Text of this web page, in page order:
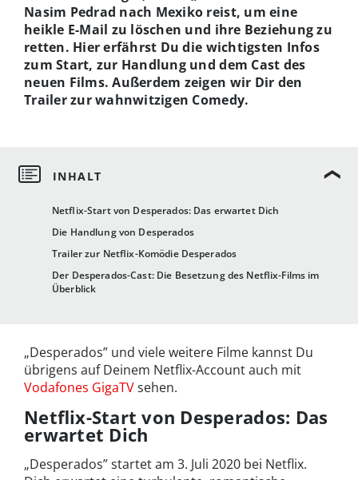
Netflix-Start von Desperados: Das erwartet Dich
Die Handlung von Desperados
Trailer zur Netflix-Komödie Desperados
Der Desperados-Cast: Die Besetzung des Netflix-Films im
Überblick
Nasim Pedrad nach Mexiko reist, um eine
heikle E-Mail zu löschen und ihre Beziehung zu
retten. Hier erfährst Du die wichtigsten Infos
zum Start, zur Handlung und dem Cast des
neuen Films. Außerdem zeigen wir Dir den
Trailer zur wahnwitzigen Comedy.
„Desperados” und viele weitere Filme kannst Du
übrigens auf Deinem Netflix-Account auch mit
Vodafones GigaTVsehen.
Netflix-Start von Desperados: Das
erwartet Dich
„Desperados” startet am 3. Juli 2020 bei Netflix.